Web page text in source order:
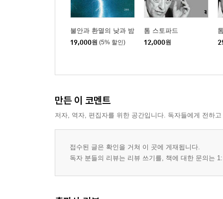
불안과 환멸의 낮과 밤
19,000원 (5% 할인)
톰 스토파드
12,000원
만든 이 코멘트
저자, 역자, 편집자를 위한 공간입니다. 독자들에게 전하
접수된 글은 확인을 거쳐 이 곳에 게재됩니다.
독자 분들의 리뷰는 리뷰 쓰기를, 책에 대한 문의는